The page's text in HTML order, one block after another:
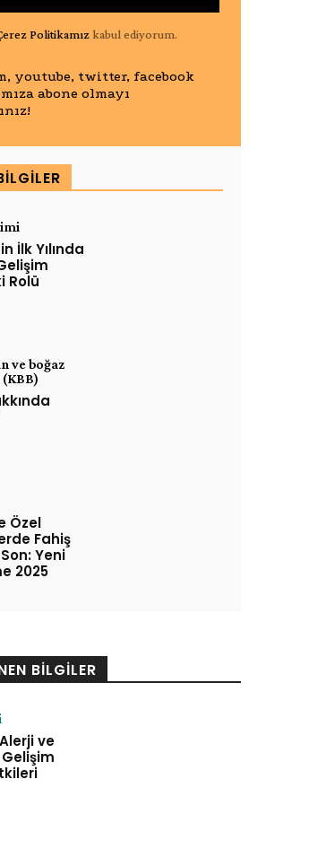
Politikamızkabul ediyorum.
youtube, twitter, facebook
abone olmayı
İlk Yılında
Rolü
ve boğaz
(KBB)
Özel
Fahiş
Yeni
2025
BILGILER
ve